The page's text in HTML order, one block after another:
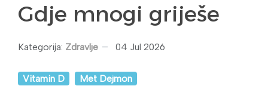
Gdje mnogi griješe
Kategorija: Zdravlje 04 Jul 2026
Vitamin D Met Dejmon